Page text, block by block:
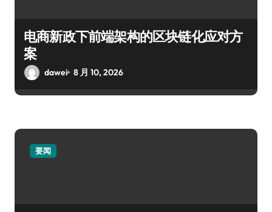
电商新政下前端架构的区块链化应对方
案
dawei 8 月 10, 2026
要闻